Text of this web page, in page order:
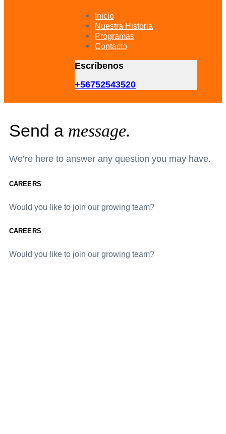
Inicio
Nuestra Historia
Programas
Contacto
Escríbenos
+56752543520
Send a message.
We’re here to answer any question you may have.
CAREERS
Would you like to join our growing team?
CAREERS
Would you like to join our growing team?